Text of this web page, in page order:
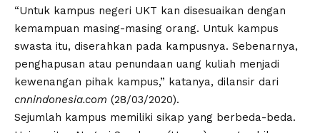
“Untuk kampus negeri UKT kan disesuaikan dengan
kemampuan masing-masing orang. Untuk kampus
swasta itu, diserahkan pada kampusnya. Sebenarnya,
penghapusan atau penundaan uang kuliah menjadi
kewenangan pihak kampus,” katanya, dilansir dari
cnnindonesia.com (28/03/2020).
Sejumlah kampus memiliki sikap yang berbeda-beda.